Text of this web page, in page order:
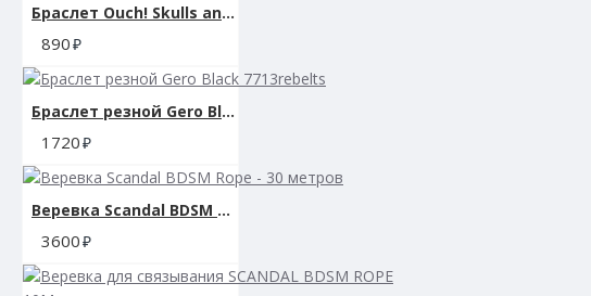
Браслет Ouch! Skulls and Bones Black SH-OU283BLK
890
Браслет резной Gero Black 7713rebelts
1720
Веревка Scandal BDSM Rope - 30 метров
3600